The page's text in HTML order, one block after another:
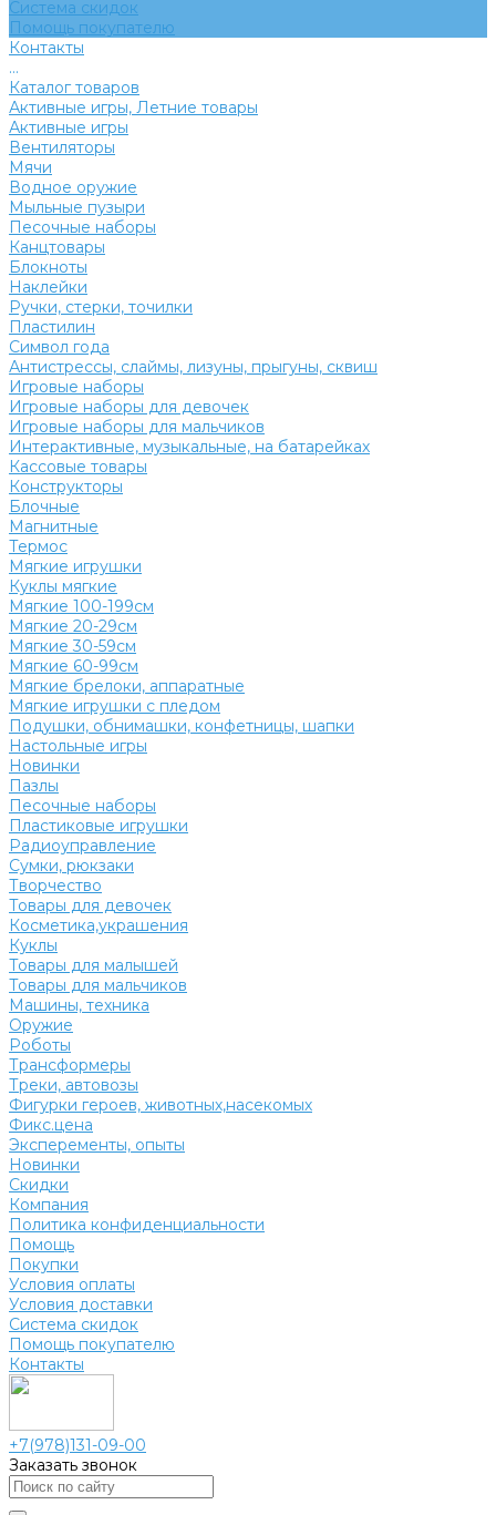
Система скидок
Помощь покупателю
Контакты
...
Каталог товаров
Активные игры, Летние товары
Активные игры
Вентиляторы
Мячи
Водное оружие
Мыльные пузыри
Песочные наборы
Канцтовары
Блокноты
Наклейки
Ручки, стерки, точилки
Пластилин
Символ года
Антистрессы, слаймы, лизуны, прыгуны, сквиш
Игровые наборы
Игровые наборы для девочек
Игровые наборы для мальчиков
Интерактивные, музыкальные, на батарейках
Кассовые товары
Конструкторы
Блочные
Магнитные
Термос
Мягкие игрушки
Куклы мягкие
Мягкие 100-199см
Мягкие 20-29см
Мягкие 30-59см
Мягкие 60-99см
Мягкие брелоки, аппаратные
Мягкие игрушки с пледом
Подушки, обнимашки, конфетницы, шапки
Настольные игры
Новинки
Пазлы
Песочные наборы
Пластиковые игрушки
Радиоуправление
Сумки, рюкзаки
Творчество
Товары для девочек
Косметика,украшения
Куклы
Товары для малышей
Товары для мальчиков
Машины, техника
Оружие
Роботы
Трансформеры
Треки, автовозы
Фигурки героев, животных,насекомых
Фикс.цена
Эксперементы, опыты
Новинки
Скидки
Компания
Политика конфиденциальности
Помощь
Покупки
Условия оплаты
Условия доставки
Система скидок
Помощь покупателю
Контакты
+7(978)131-09-00
Заказать звонок